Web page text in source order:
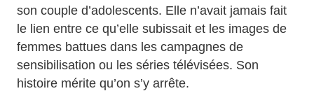
son couple d’adolescents. Elle n’avait jamais fait
le lien entre ce qu’elle subissait et les images de
femmes battues dans les campagnes de
sensibilisation ou les séries télévisées. Son
histoire mérite qu’on s’y arrête.